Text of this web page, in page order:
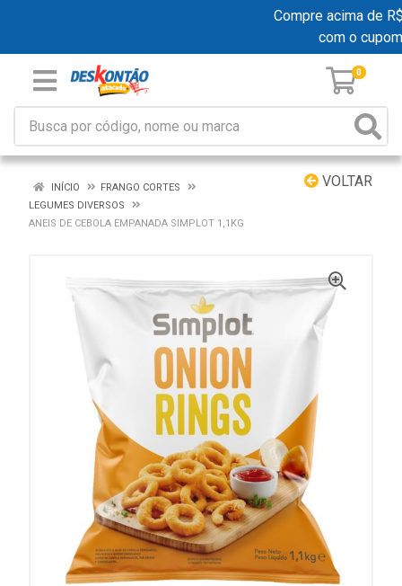
Compre acima de
com o cupom
0
VOLTAR
INÍCIO
FRANGO CORTES
LEGUMES DIVERSOS
ANEIS DE CEBOLA EMPANADA SIMPLOT 1,1KG